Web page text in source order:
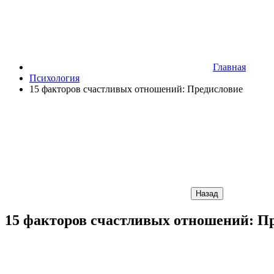
Главная
Психология
15 факторов счастливых отношений: Предисловие
Назад
15 факторов счастливых отношений: